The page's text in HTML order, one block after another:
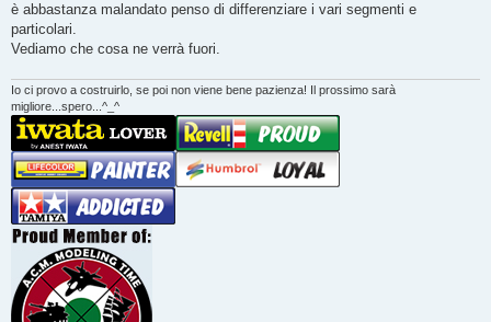
è abbastanza malandato penso di differenziare i vari segmenti e
particolari.
Vediamo che cosa ne verrà fuori.
Io ci provo a costruirlo, se poi non viene bene pazienza! Il prossimo sarà
migliore...spero...^_^